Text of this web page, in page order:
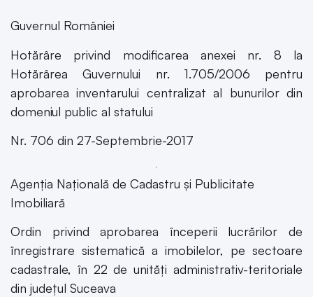
Guvernul României
Hotărâre privind modificarea anexei nr. 8 la
Hotărârea Guvernului nr. 1.705/2006 pentru
aprobarea inventarului centralizat al bunurilor din
domeniul public al statului
Nr. 706 din 27-Septembrie-2017
Agenția Națională de Cadastru și Publicitate
Imobiliară
Ordin privind aprobarea începerii lucrărilor de
înregistrare sistematică a imobilelor, pe sectoare
cadastrale, în 22 de unități administrativ-teritoriale
din județul Suceava